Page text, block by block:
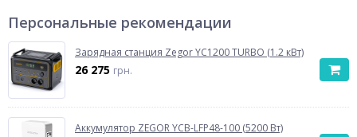
Персональные рекомендации
Зарядная станция Zegor YC1200 TURBO (1.2 кВт)
26 275 грн.
Аккумулятор ZEGOR YCB-LFP48-100 (5200 Вт)